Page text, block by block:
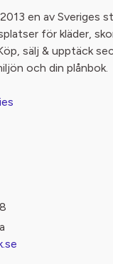
en av Sveriges
för kläder,
sälj & upptäck
och din plånbok.